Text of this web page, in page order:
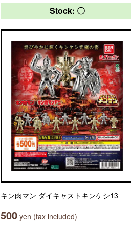
Stock: 〇
キン肉マン ダイキャストキンケシ13
500 yen (tax included)